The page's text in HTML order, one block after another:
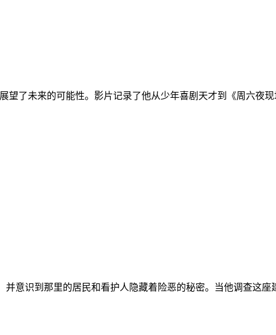
了未来的可能性。影片记录了他从少年喜剧天才到《周六夜
识到那里的居民和看护人隐藏着险恶的秘密。当他调查这座